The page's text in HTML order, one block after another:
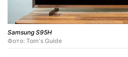
Samsung S95H
Фото: Tom's Guide